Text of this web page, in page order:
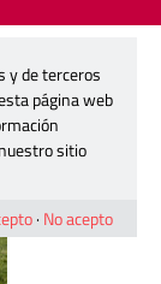
y de terceros
página web
sitio
· No acepto